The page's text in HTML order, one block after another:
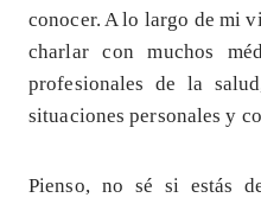
conocer. A lo largo de mi
charlar con muchos
profesionales de la
situaciones personales y
Pienso, no sé si estás